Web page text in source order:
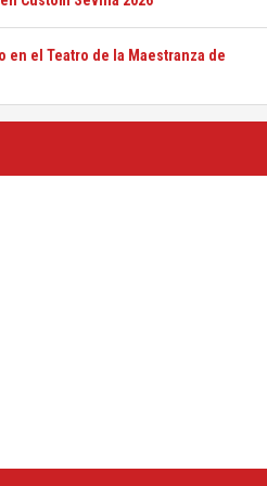
en el Teatro de la Maestranza de